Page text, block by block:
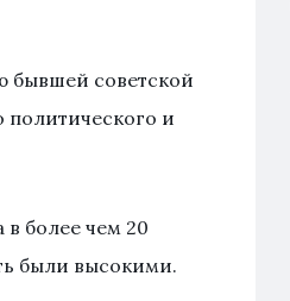
бывшей советской
политического и
в более чем 20
были высокими.